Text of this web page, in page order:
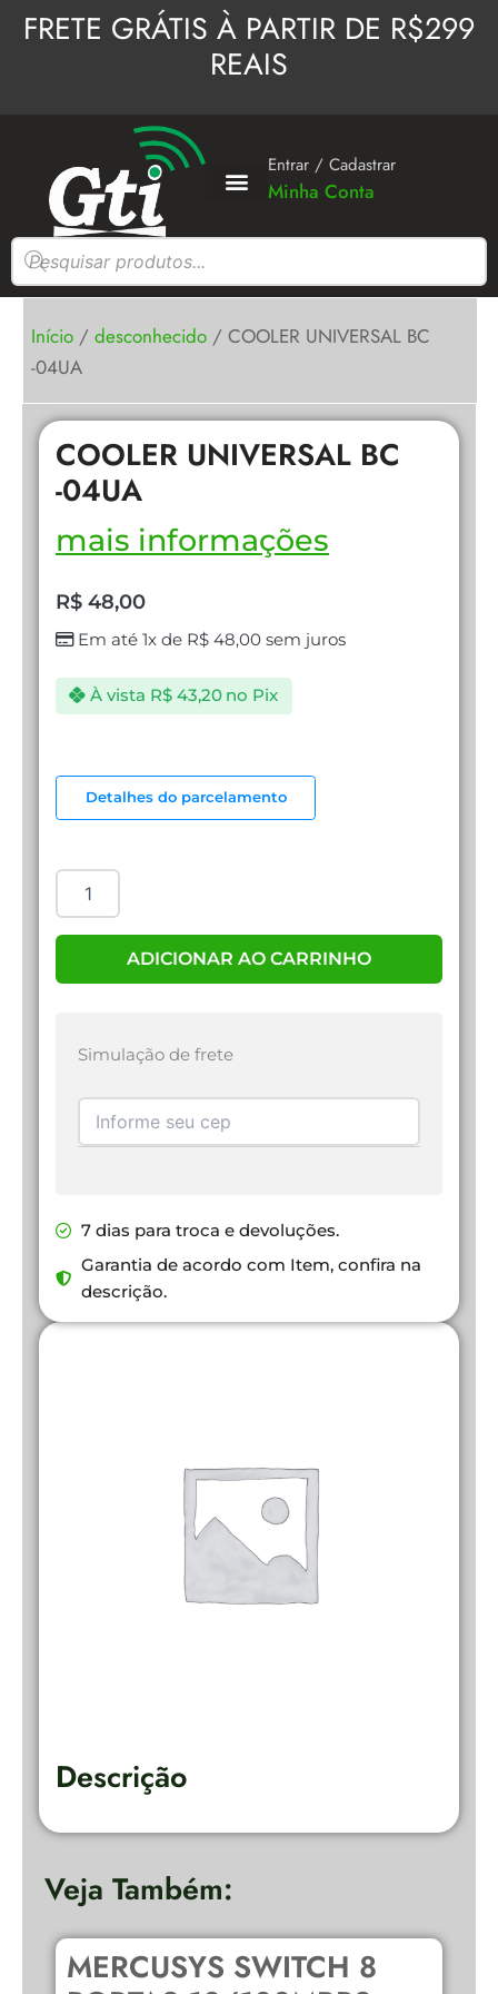
paraFRETE GRÁTIS À PARTIR DE R$299
REAIS
Entrar / Cadastrar
Minha Conta
Pesquisar
produtos
Início / desconhecido / COOLER UNIVERSAL BC
-04UA
Descrição
COOLER UNIVERSAL BC
-04UA
mais informações
R$ 48,00
Em até 1x de R$48,00sem juros
À vista R$43,20 no Pix
Detalhes do parcelamento
UNIVERSAL
BC
ADICIONAR AO CARRINHO
Simulação de frete
7 dias para troca e devoluções.
Garantia de acordo com Item, confira na
descrição.
Veja Também:
MERCUSYS SWITCH 8